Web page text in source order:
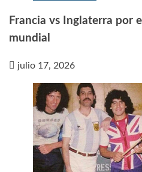
Francia vs Inglaterra por
mundial
julio 17, 2026